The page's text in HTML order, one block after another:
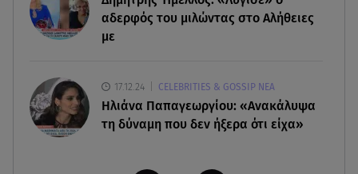
αδερφός του μιλώντας στο Αλήθειες
με
17.12.24 CELEBRITIES & GOSSIP ΝΕΑ
Ηλιάνα Παπαγεωργίου: «Ανακάλυψα
τη δύναμη που δεν ήξερα ότι είχα»